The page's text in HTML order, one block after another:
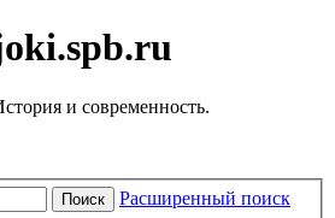
и современность.
Поиск Расширенный поиск